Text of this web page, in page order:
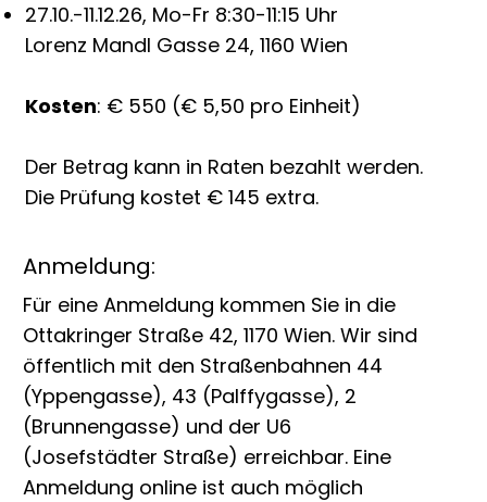
27.10.-11.12.26, Mo-Fr 8:30-11:15 Uhr
Lorenz Mandl Gasse 24, 1160 Wien
Kosten: € 550 (€ 5,50 pro Einheit)
Der Betrag kann in Raten bezahlt werden.
Die Prüfung kostet € 145 extra.
Anmeldung:
Für eine Anmeldung kommen Sie in die
Ottakringer Straße 42, 1170 Wien. Wir sind
öffentlich mit den Straßenbahnen 44
(Yppengasse), 43 (Palffygasse), 2
(Brunnengasse) und der U6
(Josefstädter Straße) erreichbar. Eine
Anmeldung online ist auch möglich